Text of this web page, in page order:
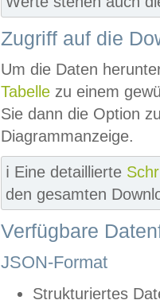
Zugriff auf die
Um die Daten
Tabelle zu einem
Sie dann die Option
Diagrammanzeige.
ℹ️ Eine detaillierte
den gesamten
Verfügbare
JSON-Format
Strukturiertes